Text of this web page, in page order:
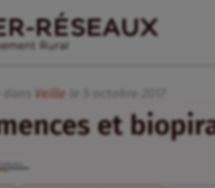
Veille
et